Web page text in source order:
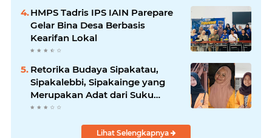
HMPS Tadris IPS IAIN Parepare
Gelar Bina Desa Berbasis
Kearifan Lokal
Retorika Budaya Sipakatau,
Sipakalebbi, Sipakainge yang
Merupakan Adat dari Suku
Bugis
Lihat Selengkapnya